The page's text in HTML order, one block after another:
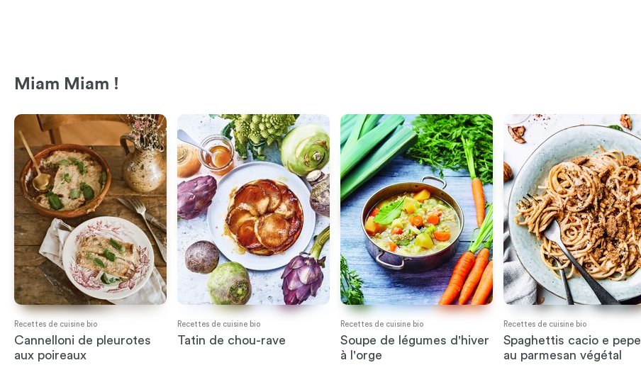
Miam Miam !
Recettes de cuisine bio
Cannelloni de pleurotes
aux poireaux
Recettes de cuisine bio
Tatin de chou-rave
Recettes de cuisine bio
Soupe de légumes d'hiver
à l'orge
Recettes de cuisine bio
Spaghettis cacio e pepe
au parmesan végétal